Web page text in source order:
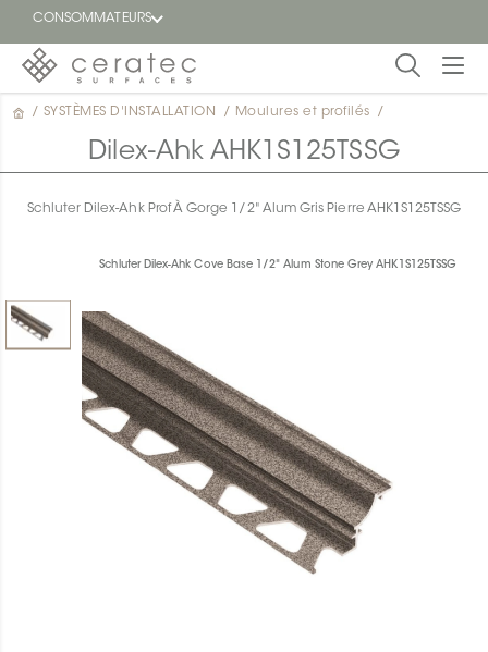
CONSOMMATEURS
En
vedette
un
/ SYSTÈMES D'INSTALLATION / Moulures et profilés /
Dilex-Ahk AHK1S125TSSG
Schluter Dilex-Ahk Prof À Gorge 1/2" Alum Gris Pierre AHK1S125TSSG
Schluter Dilex-Ahk Cove Base 1/2" Alum Stone Grey AHK1S125TSSG